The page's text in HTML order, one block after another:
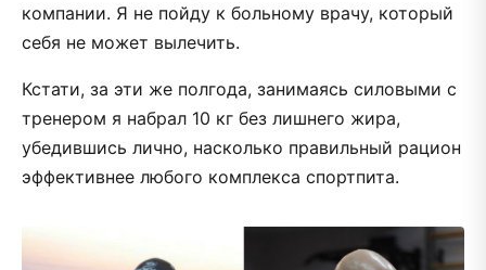
компании. Я не пойду к больному врачу, который
себя не может вылечить.
Кстати, за эти же полгода, занимаясь силовыми с
тренером я набрал 10 кг без лишнего жира,
убедившись лично, насколько правильный рацион
эффективнее любого комплекса спортпита.